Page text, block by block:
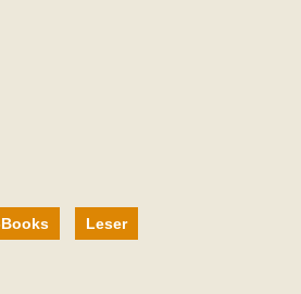
Books Leser